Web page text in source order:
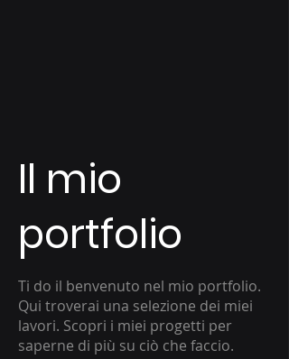
Il mio
portfolio
Ti do il benvenuto nel mio portfolio.
Qui troverai una selezione dei miei
lavori. Scopri i miei progetti per
saperne di più su ciò che faccio.